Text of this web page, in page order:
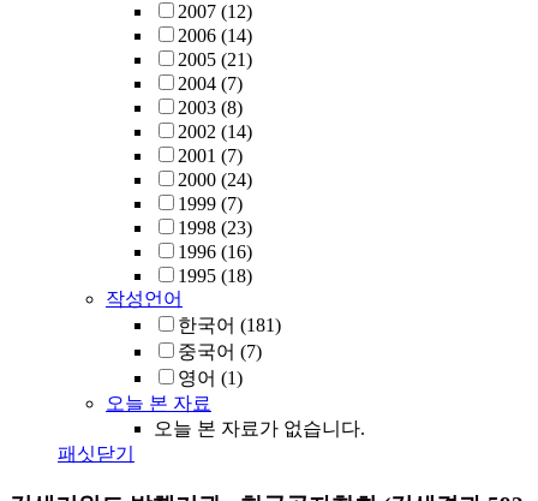
2007 (12)
2006 (14)
2005 (21)
2004 (7)
2003 (8)
2002 (14)
2001 (7)
2000 (24)
1999 (7)
1998 (23)
1996 (16)
1995 (18)
작성언어
한국어 (181)
중국어 (7)
영어 (1)
오늘 본 자료
오늘 본 자료가 없습니다.
패싯닫기